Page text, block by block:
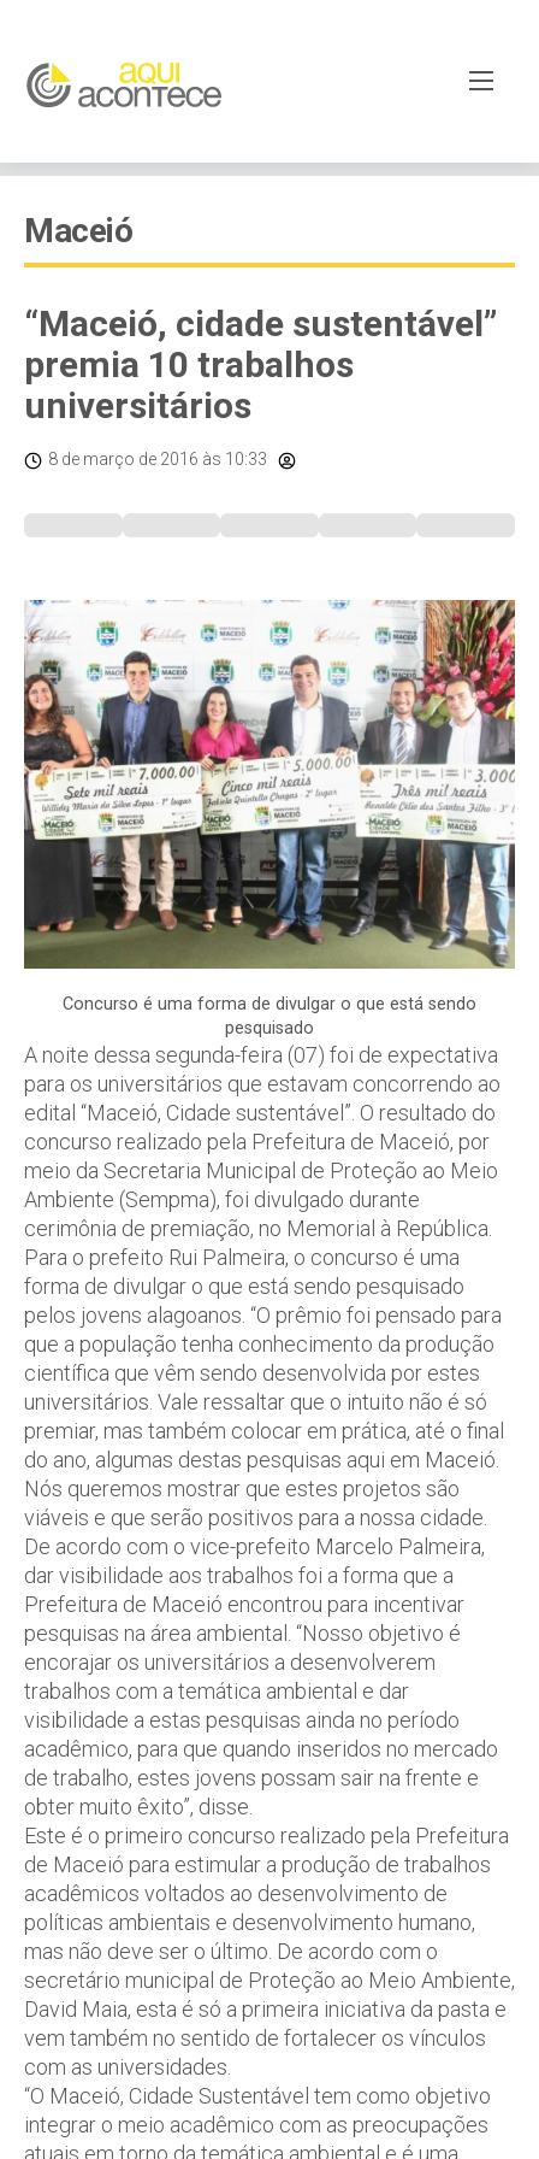
Maceió
“Maceió, cidade sustentável”
premia 10 trabalhos
universitários
8 de março de 2016 às 10:33
Concurso é uma forma de divulgar o que está sendo
pesquisado
A noite dessa segunda-feira (07) foi de expectativa
para os universitários que estavam concorrendo ao
edital “Maceió, Cidade sustentável”. O resultado do
concurso realizado pela Prefeitura de Maceió, por
meio da Secretaria Municipal de Proteção ao Meio
Ambiente (Sempma), foi divulgado durante
cerimônia de premiação, no Memorial à República.
Para o prefeito Rui Palmeira, o concurso é uma
forma de divulgar o que está sendo pesquisado
pelos jovens alagoanos. “O prêmio foi pensado para
que a população tenha conhecimento da produção
científica que vêm sendo desenvolvida por estes
universitários. Vale ressaltar que o intuito não é só
premiar, mas também colocar em prática, até o final
do ano, algumas destas pesquisas aqui em Maceió.
Nós queremos mostrar que estes projetos são
viáveis e que serão positivos para a nossa cidade.
De acordo com o vice-prefeito Marcelo Palmeira,
dar visibilidade aos trabalhos foi a forma que a
Prefeitura de Maceió encontrou para incentivar
pesquisas na área ambiental. “Nosso objetivo é
encorajar os universitários a desenvolverem
trabalhos com a temática ambiental e dar
visibilidade a estas pesquisas ainda no período
acadêmico, para que quando inseridos no mercado
de trabalho, estes jovens possam sair na frente e
obter muito êxito”, disse.
Este é o primeiro concurso realizado pela Prefeitura
de Maceió para estimular a produção de trabalhos
acadêmicos voltados ao desenvolvimento de
políticas ambientais e desenvolvimento humano,
mas não deve ser o último. De acordo com o
secretário municipal de Proteção ao Meio Ambiente,
David Maia, esta é só a primeira iniciativa da pasta e
vem também no sentido de fortalecer os vínculos
com as universidades.
“O Maceió, Cidade Sustentável tem como objetivo
integrar o meio acadêmico com as preocupações
atuais em torno da temática ambiental e é uma